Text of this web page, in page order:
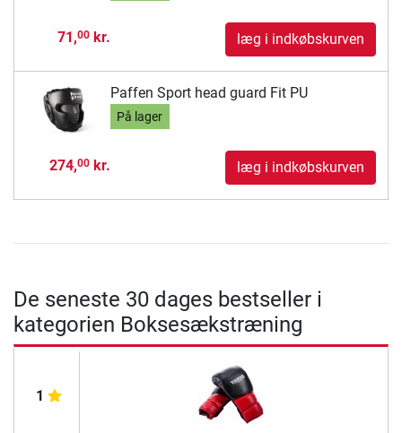
71,00kr. læg i indkøbskurven
Paffen Sport head guard Fit PU
På lager
274,00kr. læg i indkøbskurven
De seneste 30 dages bestseller i
kategorien Boksesækstræning
1